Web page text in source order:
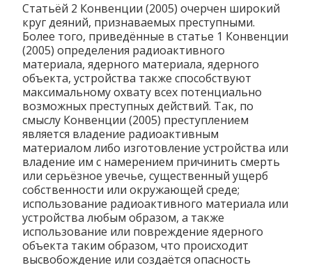
Статьёй 2 Конвенции (2005) очерчен широкий
круг деяний, признаваемых преступными.
Более того, приведённые в статье 1 Конвенции
(2005) определения радиоактивного
материала, ядерного материала, ядерного
объекта, устройства также способствуют
максимальному охвату всех потенциально
возможных преступных действий. Так, по
смыслу Конвенции (2005) преступлением
является владение радиоактивным
материалом либо изготовление устройства или
владение им с намерением причинить смерть
или серьёзное увечье, существенный ущерб
собственности или окружающей среде;
использование радиоактивного материала или
устройства любым образом, а также
использование или повреждение ядерного
объекта таким образом, что происходит
высвобождение или создаётся опасность